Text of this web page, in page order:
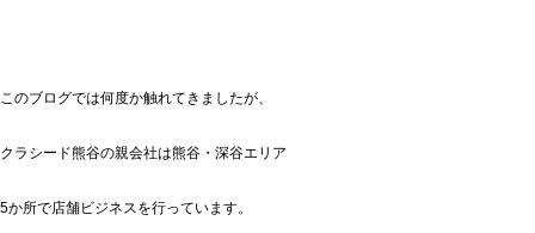
このブログでは何度か触れてきましたが、
クラシード熊谷の親会社は熊谷・深谷エリア
5か所で店舗ビジネスを行っています。